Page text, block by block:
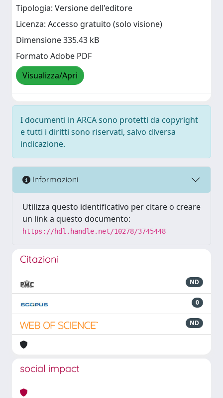
Tipologia: Versione dell'editore
Licenza: Accesso gratuito (solo visione)
Dimensione 335.43 kB
Formato Adobe PDF
Visualizza/Apri
I documenti in ARCA sono protetti da copyright
e tutti i diritti sono riservati, salvo diversa
indicazione.
Informazioni
Utilizza questo identificativo per citare o creare
un link a questo documento:
https://hdl.handle.net/10278/3745448
Citazioni
ND
0
ND
social impact